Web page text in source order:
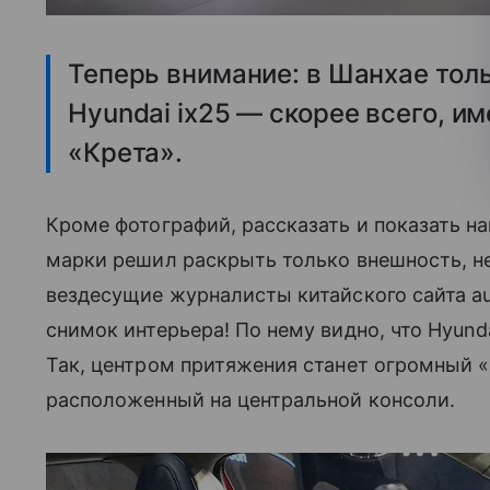
Теперь внимание: в Шанхае
Hyundai ix25 — скорее всего,
«Крета».
Кроме фотографий, рассказать и показать
марки решил раскрыть только внешность,
вездесущие журналисты китайского сайта
снимок интерьера! По нему видно, что
Так, центром притяжения станет огромный
расположенный на центральной консоли.